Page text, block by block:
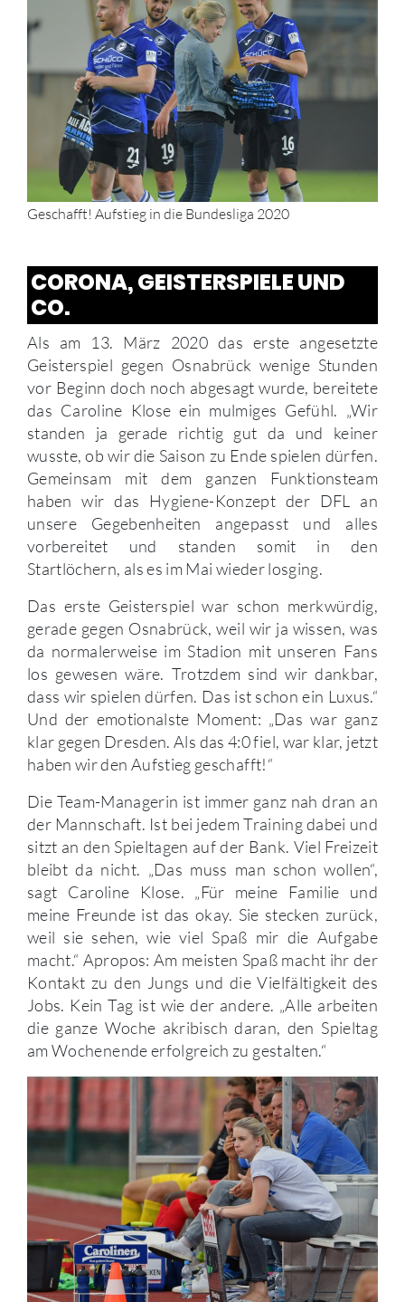
Geschafft! Aufstieg in die Bundesliga 2020
CORONA, GEISTERSPIELE UND
CO.
Als am 13. März 2020 das erste angesetzte
Geisterspiel gegen Osnabrück wenige Stunden
vor Beginn doch noch abgesagt wurde, bereitete
das Caroline Klose ein mulmiges Gefühl. „Wir
standen ja gerade richtig gut da und keiner
wusste, ob wir die Saison zu Ende spielen dürfen.
Gemeinsam mit dem ganzen Funktionsteam
haben wir das Hygiene-Konzept der DFL an
unsere Gegebenheiten angepasst und alles
vorbereitet und standen somit in den
Startlöchern, als es im Mai wieder losging.
Das erste Geisterspiel war schon merkwürdig,
gerade gegen Osnabrück, weil wir ja wissen, was
da normalerweise im Stadion mit unseren Fans
los gewesen wäre. Trotzdem sind wir dankbar,
dass wir spielen dürfen. Das ist schon ein Luxus.“
Und der emotionalste Moment: „Das war ganz
klar gegen Dresden. Als das 4:0 fiel, war klar, jetzt
haben wir den Aufstieg geschafft!“
Die Team-Managerin ist immer ganz nah dran an
der Mannschaft. Ist bei jedem Training dabei und
sitzt an den Spieltagen auf der Bank. Viel Freizeit
bleibt da nicht. „Das muss man schon wollen“,
sagt Caroline Klose. „Für meine Familie und
meine Freunde ist das okay. Sie stecken zurück,
weil sie sehen, wie viel Spaß mir die Aufgabe
macht.“ Apropos: Am meisten Spaß macht ihr der
Kontakt zu den Jungs und die Vielfältigkeit des
Jobs. Kein Tag ist wie der andere. „Alle arbeiten
die ganze Woche akribisch daran, den Spieltag
am Wochenende erfolgreich zu gestalten.“